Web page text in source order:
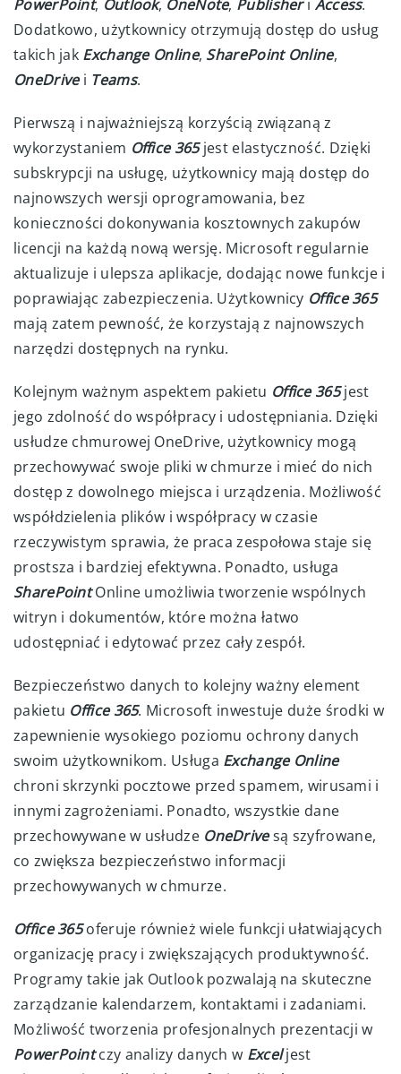
PowerPoint, Outlook, OneNote, Publisher i Access.
Dodatkowo, użytkownicy otrzymują dostęp do usług
takich jak Exchange Online, SharePoint Online,
OneDrive i Teams.
Pierwszą i najważniejszą korzyścią związaną z
wykorzystaniem Office 365jest elastyczność. Dzięki
subskrypcji na usługę, użytkownicy mają dostęp do
najnowszych wersji oprogramowania, bez
konieczności dokonywania kosztownych zakupów
licencji na każdą nową wersję. Microsoft regularnie
aktualizuje i ulepsza aplikacje, dodając nowe funkcje i
poprawiając zabezpieczenia. Użytkownicy Office 365
mają zatem pewność, że korzystają z najnowszych
narzędzi dostępnych na rynku.
Kolejnym ważnym aspektem pakietu Office 365jest
jego zdolność do współpracy i udostępniania. Dzięki
usłudze chmurowej OneDrive, użytkownicy mogą
przechowywać swoje pliki w chmurze i mieć do nich
dostęp z dowolnego miejsca i urządzenia. Możliwość
współdzielenia plików i współpracy w czasie
rzeczywistym sprawia, że praca zespołowa staje się
prostsza i bardziej efektywna. Ponadto, usługa
SharePoint Online umożliwia tworzenie wspólnych
witryn i dokumentów, które można łatwo
udostępniać i edytować przez cały zespół.
Bezpieczeństwo danych to kolejny ważny element
pakietu Office 365. Microsoft inwestuje duże środki w
zapewnienie wysokiego poziomu ochrony danych
swoim użytkownikom. Usługa Exchange Online
chroni skrzynki pocztowe przed spamem, wirusami i
innymi zagrożeniami. Ponadto, wszystkie dane
przechowywane w usłudze OneDrivesą szyfrowane,
co zwiększa bezpieczeństwo informacji
przechowywanych w chmurze.
Office 365oferuje również wiele funkcji ułatwiających
organizację pracy i zwiększających produktywność.
Programy takie jak Outlook pozwalają na skuteczne
zarządzanie kalendarzem, kontaktami i zadaniami.
Możliwość tworzenia profesjonalnych prezentacji w
PowerPoint czy analizy danych w Excel jest